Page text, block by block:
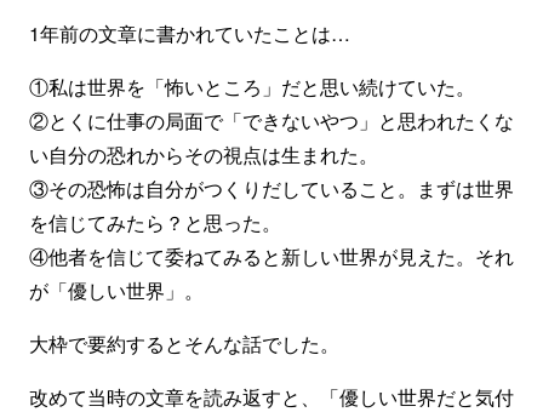
1年前の文章に書かれていたことは…
①私は世界を「怖いところ」だと思い続けていた。
②とくに仕事の局面で「できないやつ」と思われたくな
い自分の恐れからその視点は生まれた。
③その恐怖は自分がつくりだしていること。まずは世界
を信じてみたら？と思った。
④他者を信じて委ねてみると新しい世界が見えた。それ
が「優しい世界」。
大枠で要約するとそんな話でした。
改めて当時の文章を読み返すと、「優しい世界だと気付